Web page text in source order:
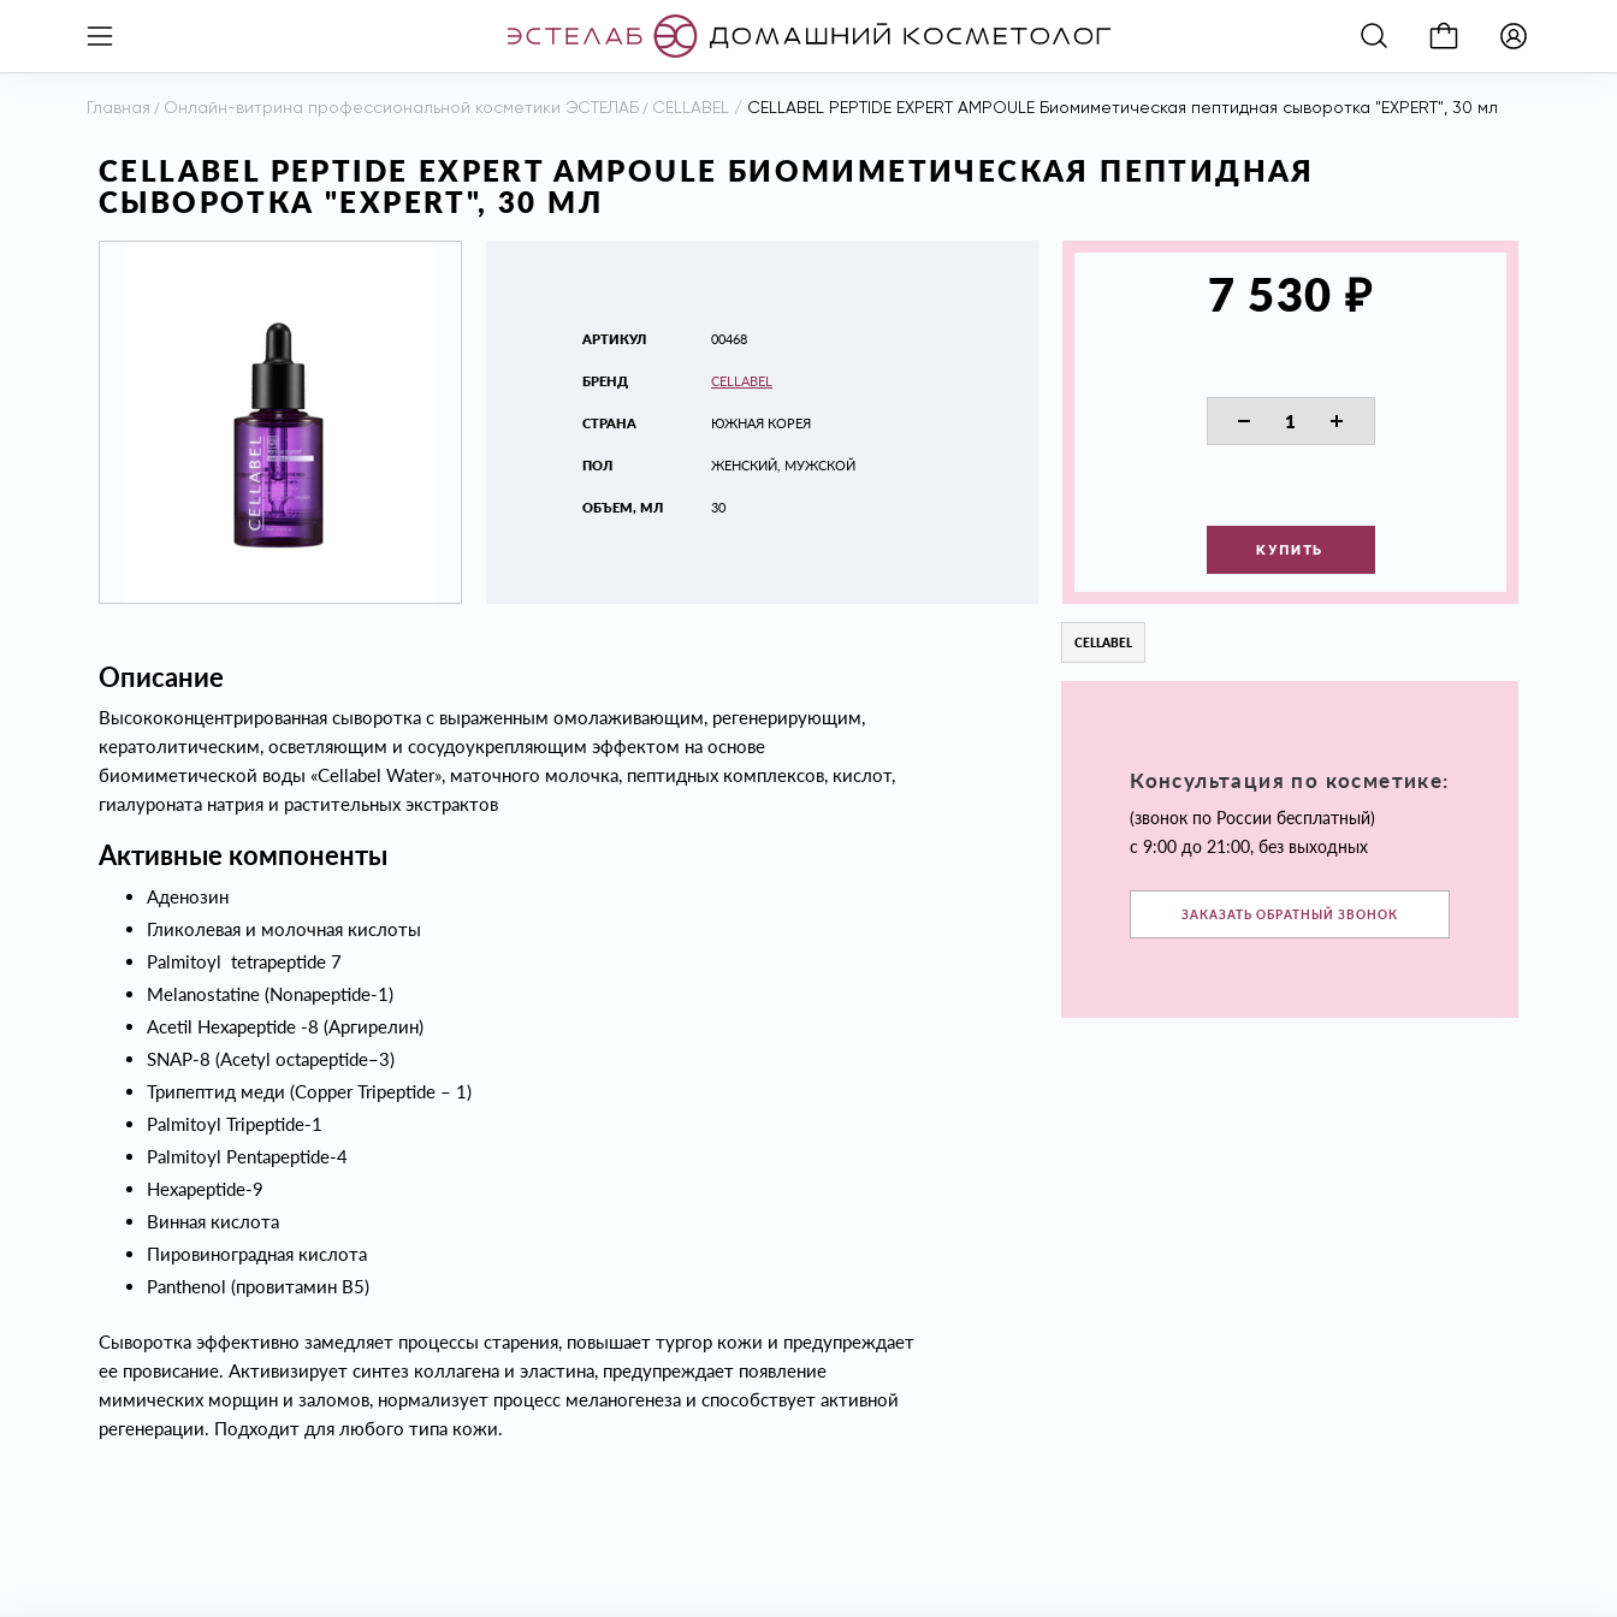
Главная / Онлайн-витрина профессиональной косметики ЭСТЕЛАБ / CELLABEL / CELLABEL PEPTIDE EXPERT AMPOULE Биомиметическая пептидная сыворотка "EXPERT", 30 мл
CELLABEL PEPTIDE EXPERT AMPOULE БИОМИМЕТИЧЕСКАЯ ПЕПТИДНАЯ
СЫВОРОТКА "EXPERT", 30 МЛ
АРТИКУЛ
БРЕНД
СТРАНА
ПОЛ
ОБЪЕМ, МЛ
00468
CELLABEL
ЮЖНАЯ КОРЕЯ
ЖЕНСКИЙ, МУЖСКОЙ
30
7 530 ₽
КУПИТЬ
Описание
Высококонцентрированная сыворотка с выраженным омолаживающим, регенерирующим,
кератолитическим, осветляющим и сосудоукрепляющим эффектом на основе
биомиметической воды «Cellabel Water», маточного молочка, пептидных комплексов, кислот,
гиалуроната натрия и растительных экстрактов
Активные компоненты
Аденозин
Гликолевая и молочная кислоты
Palmitoyl tetrapeptide 7
Melanostatine (Nonapeptide-1)
Acetil Hexapeptide -8 (Аргирелин)
SNAP-8 (Acetyl octapeptide–3)
Трипептид меди (Copper Tripeptide – 1)
Palmitoyl Tripeptide-1
Palmitoyl Pentapeptide-4
Hexapeptide-9
Винная кислота
Пировиноградная кислота
Panthenol (провитамин В5)
Сыворотка эффективно замедляет процессы старения, повышает тургор кожи и предупреждает
ее провисание. Активизирует синтез коллагена и эластина, предупреждает появление
мимических морщин и заломов, нормализует процесс меланогенеза и способствует активной
регенерации. Подходит для любого типа кожи.
CELLABEL
Консультация по косметике:
(звонок по России бесплатный)
с 9:00 до 21:00, без выходных
ЗАКАЗАТЬ ОБРАТНЫЙ ЗВОНОК